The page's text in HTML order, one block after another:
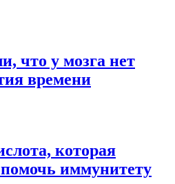
что у мозга нет
времени
которая
иммунитету